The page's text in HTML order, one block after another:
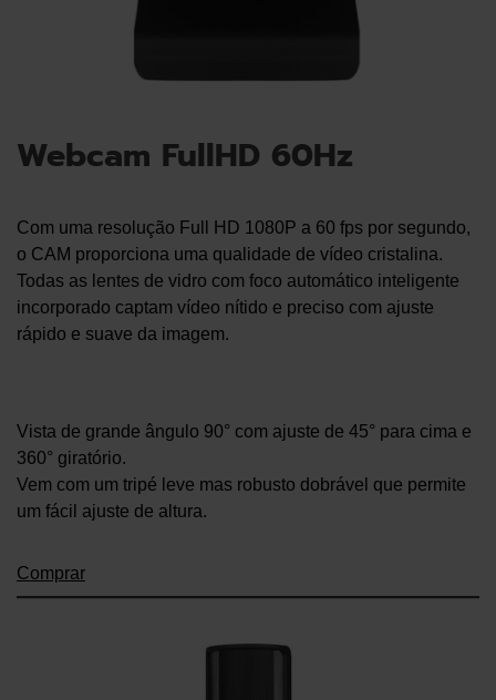
Webcam FullHD 60Hz
Com uma resolução Full HD 1080P a 60 fps por segundo,
o CAM proporciona uma qualidade de vídeo cristalina.
Todas as lentes de vidro com foco automático inteligente
incorporado captam vídeo nítido e preciso com ajuste
rápido e suave da imagem.
Vista de grande ângulo 90° com ajuste de 45° para cima e
360° giratório.
Vem com um tripé leve mas robusto dobrável que permite
um fácil ajuste de altura.
Comprar